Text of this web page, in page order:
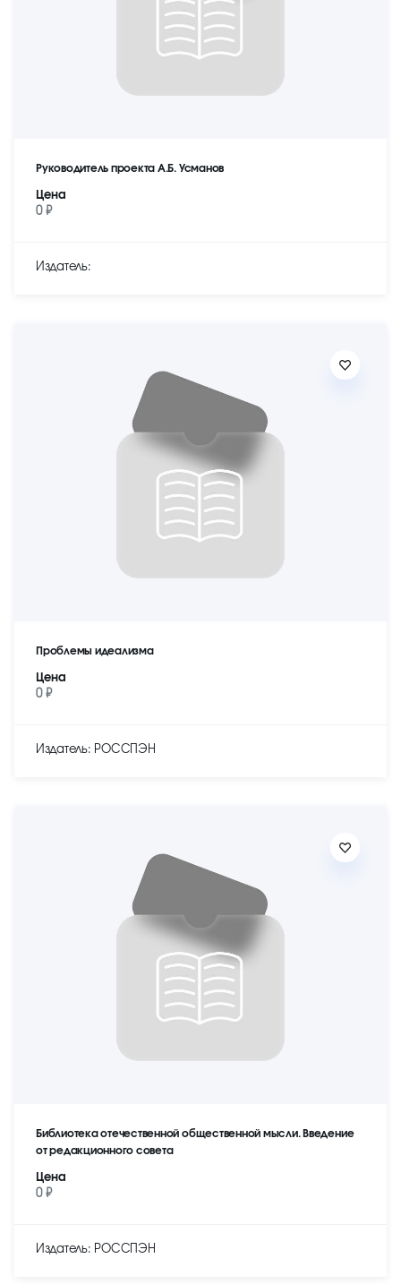
Руководитель проекта А.Б. Усманов
Цена
0 ₽
Издатель:
Проблемы идеализма
Цена
0 ₽
Издатель: РОССПЭН
Библиотека отечественной общественной мысли. Введение
от редакционного совета
Цена
0 ₽
Издатель: РОССПЭН